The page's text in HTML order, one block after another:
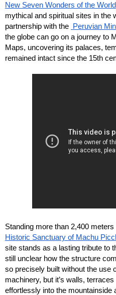
New Seven Wonders of the World
mythical and spiritual sites in the
partnership with the
Peruvian
the globe can go on a journey to
Maps, uncovering its palaces,
remained intact since the 15th
Standing more than 2,400
Historic Sanctuary of Machu
site stands as a lasting tribute to
still unclear how the structure
so precisely built without the use
machinery, but it’s walls,
effortlessly into the mountainside